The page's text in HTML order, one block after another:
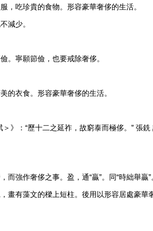
，吃珍貴的食物。形容豪華奢侈的生活。
減少。
。寧願節儉，也要戒除奢侈。
的衣食。形容豪華奢侈的生活。
》：“歷十二之延祚，故窮泰而極侈。” 張
強作奢侈之事。盈，通“贏”。同“時絀舉贏”
畫有藻文的樑上短柱。後用以形容居處豪華